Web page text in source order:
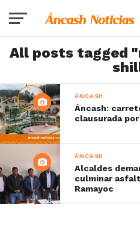
All posts tagged
ÁNCASH
Áncash:
clausurada
ÁNCASH
Alcaldes
culminar
Ramayoc